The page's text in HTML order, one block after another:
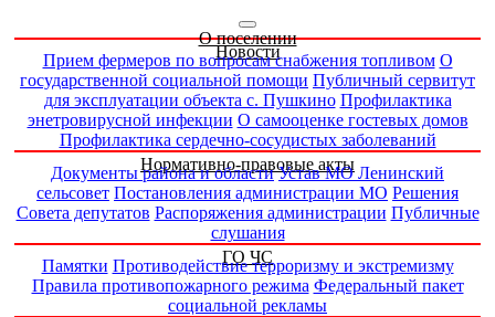
О поселении
Новости
Прием фермеров по вопросам снабжения топливом О
государственной социальной помощи Публичный сервитут
для эксплуатации объекта с. Пушкино Профилактика
энетровирусной инфекции О самооценке гостевых домов
Профилактика сердечно-сосудистых заболеваний
Нормативно-правовые акты
Документы района и области Устав МО Ленинский
сельсовет Постановления администрации МО Решения
Совета депутатов Распоряжения администрации Публичные
слушания
ГО ЧС
Памятки Противодействие терроризму и экстремизму
Правила противопожарного режима Федеральный пакет
социальной рекламы